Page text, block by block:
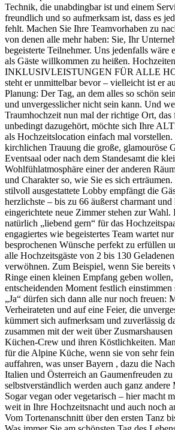
Technik, die unabdingbar ist und einem
freundlich und so aufmerksam ist, dass es
fehlt. Machen Sie Ihre Teamvorhaben zu
von denen alle mehr haben: Sie, Ihr
begeisterte Teilnehmer. Uns jedenfalls wäre
als Gäste willkommen zu heißen.
INKLUSIVLEISTUNGEN FÜR ALLE
steht er unmittelbar bevor – vielleicht ist er
Planung: Der Tag, an dem alles so schön
und unvergesslicher nicht sein kann. Und
Traumhochzeit nun mal der richtige Ort, das
unbedingt dazugehört, möchte sich Ihre
als Hochzeitslocation einfach mal
kirchlichen Trauung die große, glamouröse
Eventsaal oder nach dem Standesamt die
Wohlfühlatmosphäre einer der anderen
und Charakter so, wie Sie es sich
stilvoll ausgestattete Lobby empfängt die
herzlichste – bis zu 66 äußerst charmant
eingerichtete neue Zimmer stehen zur
natürlich „liebend gern“ für das
engagiertes wie begeistertes Team wartet
besprochenen Wünsche perfekt zu erfüllen
alle Hochzeitsgäste von 2 bis 130
verwöhnen. Zum Beispiel, wenn Sie bereits
Ringe einen kleinen Empfang geben wollen,
entscheidenden Moment festlich
„Ja“ dürfen sich dann alle nur noch freuen:
Verheirateten und auf eine Feier, die
kümmert sich aufmerksam und zuverlässig
zusammen mit der weit über
Küchen-Crew und ihren Köstlichkeiten.
für die Alpine Küche, wenn sie von sehr
auffahren, was unser Bayern , dazu die
Italien und Österreich an Gaumenfreuden
selbstverständlich werden auch ganz
Sogar vegan oder vegetarisch – hier macht
weit in Ihre Hochzeitsnacht und auch noch
Vom Tortenanschnitt über den ersten Tanz